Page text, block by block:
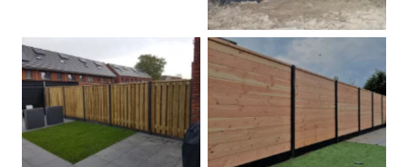
Betonpalen schutting Douglas